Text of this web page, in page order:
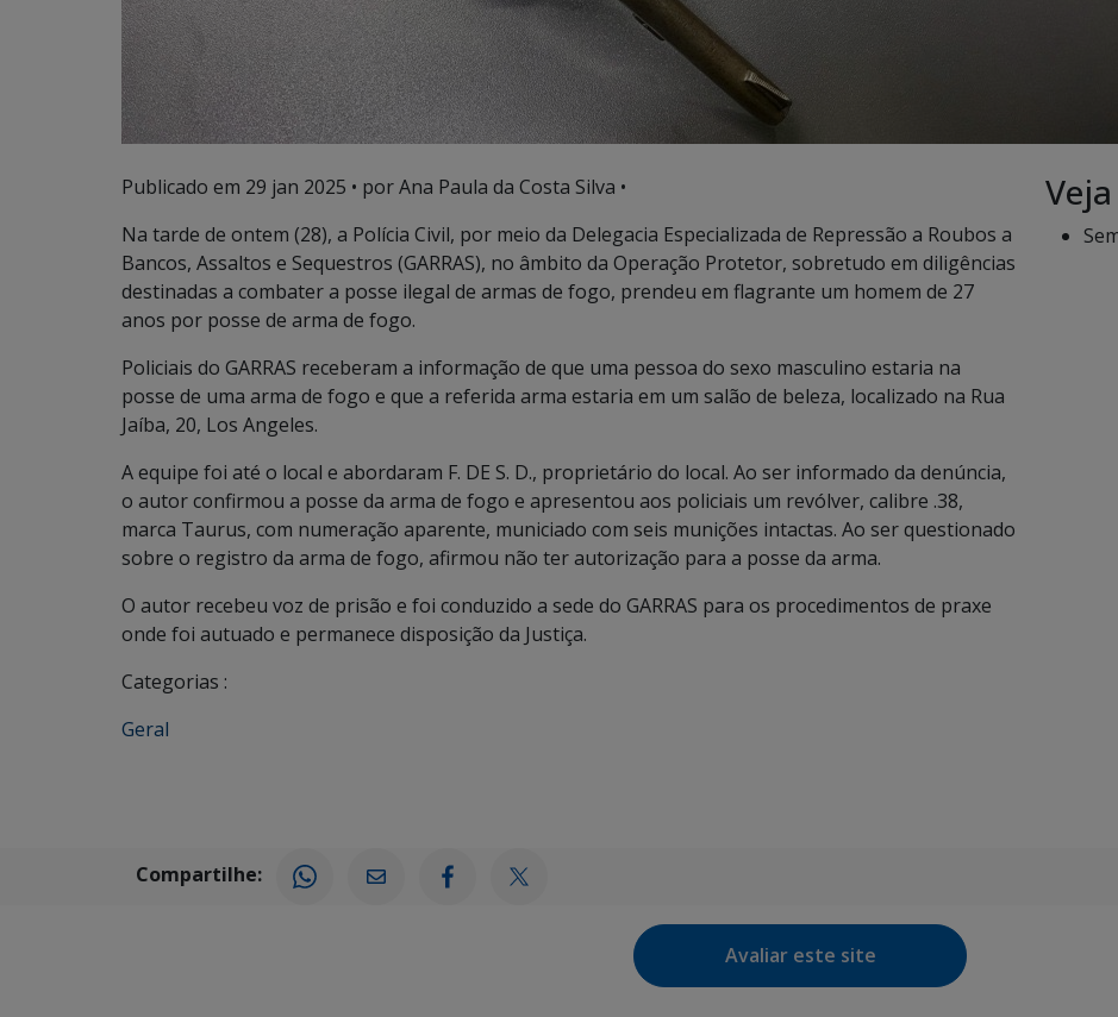
Publicado em 29 jan 2025 • por Ana Paula da Costa Silva •
Na tarde de ontem (28), a Polícia Civil, por meio da Delegacia Especializada de Repressão a Roubos a
Bancos, Assaltos e Sequestros (GARRAS), no âmbito da Operação Protetor, sobretudo em diligências
destinadas a combater a posse ilegal de armas de fogo, prendeu em flagrante um homem de 27
anos por posse de arma de fogo.
Policiais do GARRAS receberam a informação de que uma pessoa do sexo masculino estaria na
posse de uma arma de fogo e que a referida arma estaria em um salão de beleza, localizado na Rua
Jaíba, 20, Los Angeles.
A equipe foi até o local e abordaram F. DE S. D., proprietário do local. Ao ser informado da denúncia,
o autor confirmou a posse da arma de fogo e apresentou aos policiais um revólver, calibre .38,
marca Taurus, com numeração aparente, municiado com seis munições intactas. Ao ser questionado
sobre o registro da arma de fogo, afirmou não ter autorização para a posse da arma.
O autor recebeu voz de prisão e foi conduzido a sede do GARRAS para os procedimentos de praxe
onde foi autuado e permanece disposição da Justiça.
Categorias :
Geral
Compartilhe:
Avaliar este site